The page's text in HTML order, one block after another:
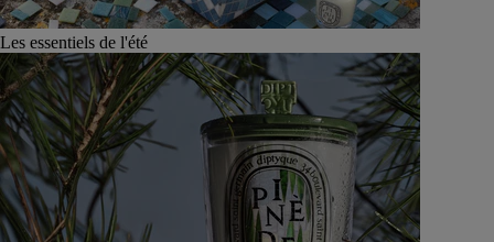
Les essentiels de l'été